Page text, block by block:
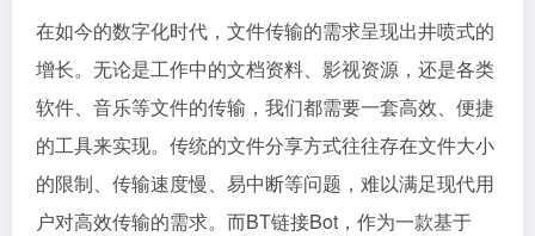
在如今的数字化时代，文件传输的需求呈现出井喷式的
增长。无论是工作中的文档资料、影视资源，还是各类
软件、音乐等文件的传输，我们都需要一套高效、便捷
的工具来实现。传统的文件分享方式往往存在文件大小
的限制、传输速度慢、易中断等问题，难以满足现代用
户对高效传输的需求。而BT链接Bot，作为一款基于